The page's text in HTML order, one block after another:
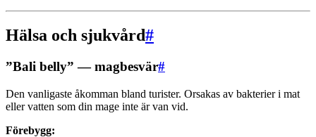
Hälsa och sjukvård#
”Bali belly” — magbesvär#
Den vanligaste åkomman bland turister. Orsakas av bakterier i mat
eller vatten som din mage inte är van vid.
Förebygg: